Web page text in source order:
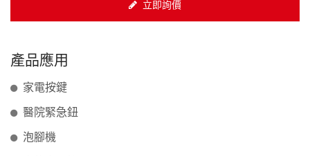
立即詢價
產品應用
家電按鍵
醫院緊急鈕
泡腳機